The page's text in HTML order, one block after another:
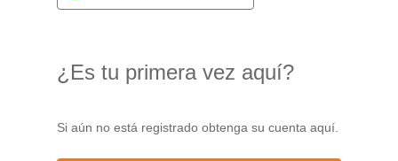
¿Es tu primera vez aquí?
Si aún no está registrado obtenga su cuenta aquí.